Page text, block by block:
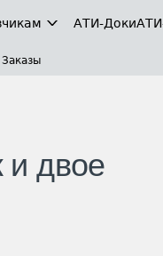
АТИ-Доки
Заказы
и двое